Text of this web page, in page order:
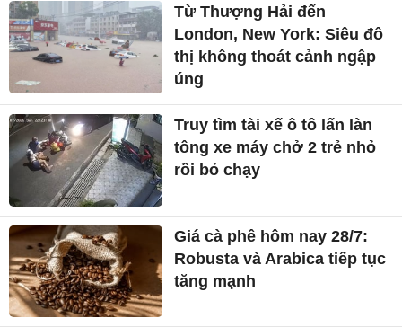
Từ Thượng Hải đến
London, New York: Siêu đô
thị không thoát cảnh ngập
úng
Truy tìm tài xế ô tô lấn làn
tông xe máy chở 2 trẻ nhỏ
rồi bỏ chạy
Giá cà phê hôm nay 28/7:
Robusta và Arabica tiếp tục
tăng mạnh